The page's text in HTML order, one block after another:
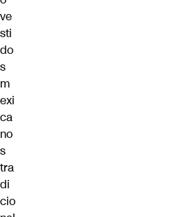
ve
sti
do
s
m
exi
ca
no
s
tra
di
cio